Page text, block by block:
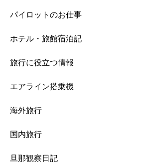
パイロットのお仕事
ホテル・旅館宿泊記
旅行に役立つ情報
エアライン搭乗機
海外旅行
国内旅行
旦那観察日記